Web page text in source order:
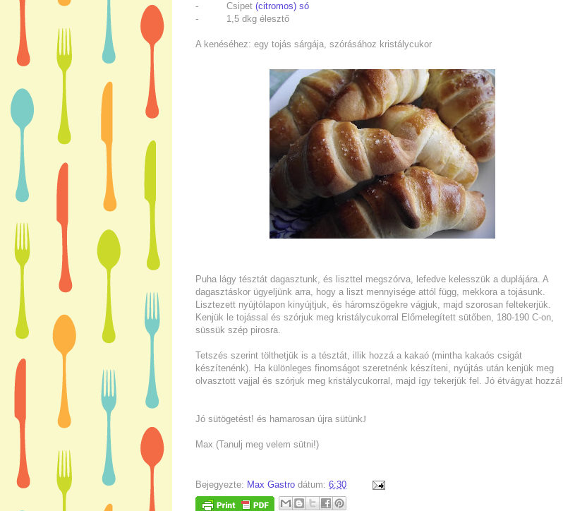
- Csipet (citromos) só
- 1,5 dkg élesztő
A kenéséhez: egy tojás sárgája, szórásához kristálycukor
Puha lágy tésztát dagasztunk, és liszttel megszórva, lefedve kelesszük a duplájára. A
dagasztáskor ügyeljünk arra, hogy a liszt mennyisége attól függ, mekkora a tojásunk.
Lisztezett nyújtólapon kinyújtjuk, és háromszögekre vágjuk, majd szorosan feltekerjük.
Kenjük le tojással és szórjuk meg kristálycukorral Előmelegített sütőben, 180-190 C-on,
süssük szép pirosra.
Tetszés szerint tölthetjük is a tésztát, illik hozzá a kakaó (mintha kakaós csigát
készítenénk). Ha különleges finomságot szeretnénk készíteni, nyújtás után kenjük meg
olvasztott vajjal és szórjuk meg kristálycukorral, majd így tekerjük fel. Jó étvágyat hozzá!
Jó sütögetést! és hamarosan újra sütünkJ
Max (Tanulj meg velem sütni!)
Bejegyezte: Max Gastro dátum: 6:30